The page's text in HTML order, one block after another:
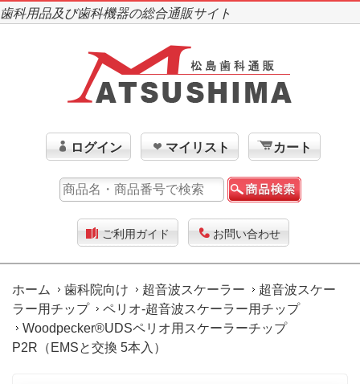
歯科用品及び歯科機器の総合通販サイト
ログイン マイリスト カート
ご利用ガイド お問い合わせ
ホーム 歯科院向け 超音波スケーラー
超音波スケー
ラー用チップ
ペリオ-超音波スケーラー用チップ
Woodpecker®UDSペリオ用スケーラーチップ
P2R（EMSと交換 5本入）